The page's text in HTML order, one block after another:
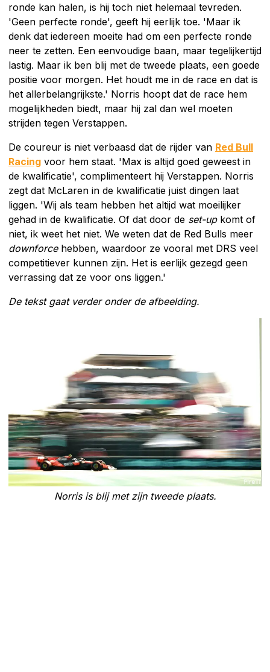
ronde kan halen, is hij toch niet helemaal tevreden.
'Geen perfecte ronde', geeft hij eerlijk toe. 'Maar ik
denk dat iedereen moeite had om een perfecte ronde
neer te zetten. Een eenvoudige baan, maar tegelijkertijd
lastig. Maar ik ben blij met de tweede plaats, een goede
positie voor morgen. Het houdt me in de race en dat is
het allerbelangrijkste.' Norris hoopt dat de race hem
mogelijkheden biedt, maar hij zal dan wel moeten
strijden tegen Verstappen.
De coureur is niet verbaasd dat de rijder van Red Bull
Racing voor hem staat. 'Max is altijd goed geweest in
de kwalificatie', complimenteert hij Verstappen. Norris
zegt dat McLaren in de kwalificatie juist dingen laat
liggen. 'Wij als team hebben het altijd wat moeilijker
gehad in de kwalificatie. Of dat door de set-upkomt of
niet, ik weet het niet. We weten dat de Red Bulls meer
downforcehebben, waardoor ze vooral met DRS veel
competitiever kunnen zijn. Het is eerlijk gezegd geen
verrassing dat ze voor ons liggen.'
De tekst gaat verder onder de afbeelding.
Norris is blij met zijn tweede plaats.